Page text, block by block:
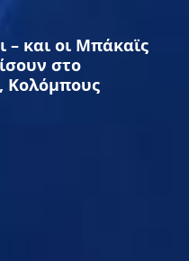
– και οι Μπάκαϊς
στο
Κολόμπους